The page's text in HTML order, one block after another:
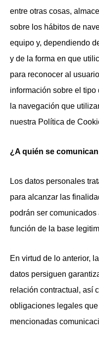
entre otras cosas,
sobre los hábitos de
equipo y, dependiendo
y de la forma en que
para reconocer al
información sobre el
la navegación que
nuestra Política de
¿A quién se
Los datos personales
para alcanzar las
podrán ser
función de la base
En virtud de lo anterior,
datos persiguen
relación contractual, así
obligaciones legales
mencionadas